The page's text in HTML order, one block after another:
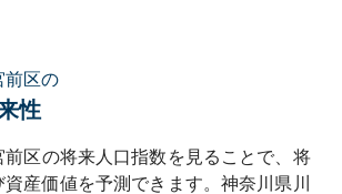
前区の
性
前区の将来人口指数を見ることで、将
産価値を予測できます。 神奈川県 川